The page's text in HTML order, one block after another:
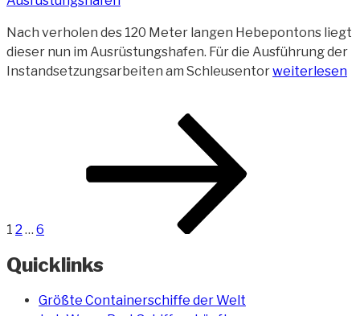
Nach verholen des 120 Meter langen Hebepontons liegt
dieser nun im Ausrüstungshafen. Für die Ausführung der
Instandsetzungsarbeiten am Schleusentor„Der
weiterlesen
Beitragsnavigation
1 2 … 6
Quicklinks
Größte Containerschiffe der Welt